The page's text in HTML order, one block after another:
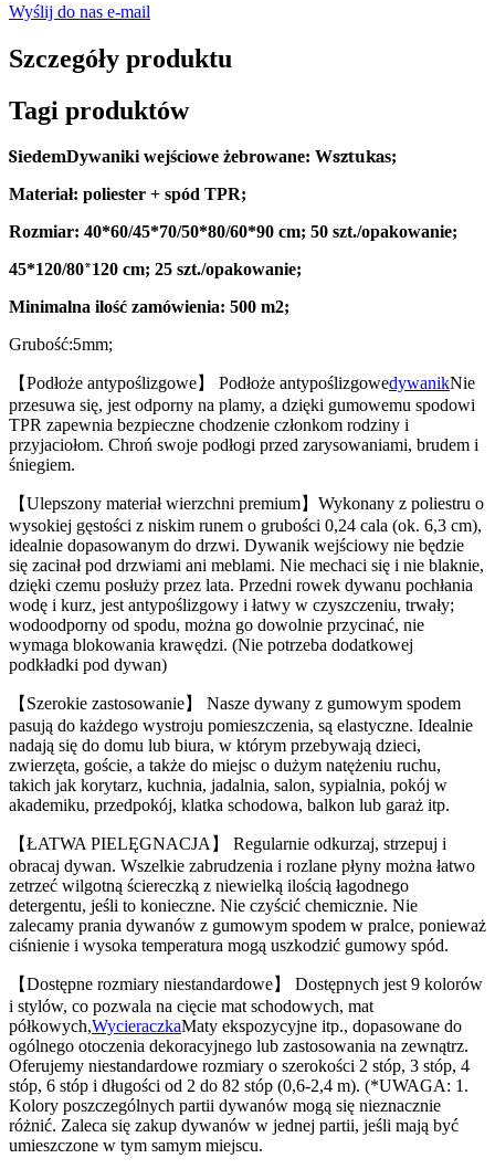
Wyślij do nas e-mail
Szczegóły produktu
Tagi produktów
SiedemDywaniki wejściowe żebrowane: Wsztukas;
Materiał: poliester + spód TPR;
Rozmiar: 40*60/45*70/50*80/60*90 cm; 50 szt./opakowanie;
45*120/80*120 cm; 25 szt./opakowanie;
Minimalna ilość zamówienia: 500 m2;
Grubość:5mm;
【Podłoże antypoślizgowe】 Podłoże antypoślizgowedywanikNie
przesuwa się, jest odporny na plamy, a dzięki gumowemu spodowi
TPR zapewnia bezpieczne chodzenie członkom rodziny i
przyjaciołom. Chroń swoje podłogi przed zarysowaniami, brudem i
śniegiem.
【Ulepszony materiał wierzchni premium】Wykonany z poliestru o
wysokiej gęstości z niskim runem o grubości 0,24 cala (ok. 6,3 cm),
idealnie dopasowanym do drzwi. Dywanik wejściowy nie będzie
się zacinał pod drzwiami ani meblami. Nie mechaci się i nie blaknie,
dzięki czemu posłuży przez lata. Przedni rowek dywanu pochłania
wodę i kurz, jest antypoślizgowy i łatwy w czyszczeniu, trwały;
wodoodporny od spodu, można go dowolnie przycinać, nie
wymaga blokowania krawędzi. (Nie potrzeba dodatkowej
podkładki pod dywan)
【Szerokie zastosowanie】 Nasze dywany z gumowym spodem
pasują do każdego wystroju pomieszczenia, są elastyczne. Idealnie
nadają się do domu lub biura, w którym przebywają dzieci,
zwierzęta, goście, a także do miejsc o dużym natężeniu ruchu,
takich jak korytarz, kuchnia, jadalnia, salon, sypialnia, pokój w
akademiku, przedpokój, klatka schodowa, balkon lub garaż itp.
【ŁATWA PIELĘGNACJA】 Regularnie odkurzaj, strzepuj i
obracaj dywan. Wszelkie zabrudzenia i rozlane płyny można łatwo
zetrzeć wilgotną ściereczką z niewielką ilością łagodnego
detergentu, jeśli to konieczne. Nie czyścić chemicznie. Nie
zalecamy prania dywanów z gumowym spodem w pralce, ponieważ
ciśnienie i wysoka temperatura mogą uszkodzić gumowy spód.
【Dostępne rozmiary niestandardowe】 Dostępnych jest 9 kolorów
i stylów, co pozwala na cięcie mat schodowych, mat
półkowych,WycieraczkaMaty ekspozycyjne itp., dopasowane do
ogólnego otoczenia dekoracyjnego lub zastosowania na zewnątrz.
Oferujemy niestandardowe rozmiary o szerokości 2 stóp, 3 stóp, 4
stóp, 6 stóp i długości od 2 do 82 stóp (0,6-2,4 m). (*UWAGA: 1.
Kolory poszczególnych partii dywanów mogą się nieznacznie
różnić. Zaleca się zakup dywanów w jednej partii, jeśli mają być
umieszczone w tym samym miejscu.